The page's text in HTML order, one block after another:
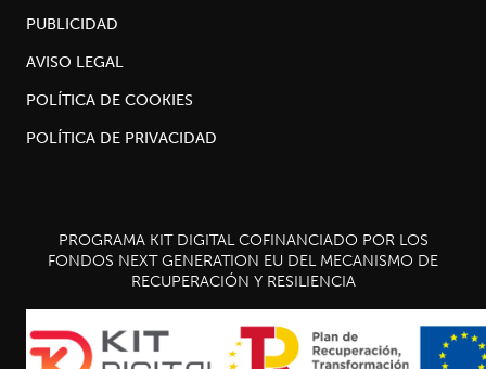
PUBLICIDAD
AVISO LEGAL
POLÍTICA DE COOKIES
POLÍTICA DE PRIVACIDAD
PROGRAMA KIT DIGITAL COFINANCIADO POR LOS
FONDOS NEXT GENERATION EU DEL MECANISMO DE
RECUPERACIÓN Y RESILIENCIA